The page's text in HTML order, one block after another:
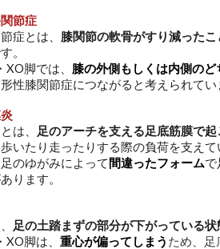
節症
症とは、 膝関節の軟骨がすり減った
。
脚では、 膝の外側もしくは内側の
性膝関節症につながると考えられてい
は、
足のアーチを支える足底筋膜で
いたり走ったりする際の負荷を支えて
のゆがみによって間違ったフォームで
ります。
足の土踏まずの部分が下がっている状
脚は、 重心が偏ってしまう ため、足